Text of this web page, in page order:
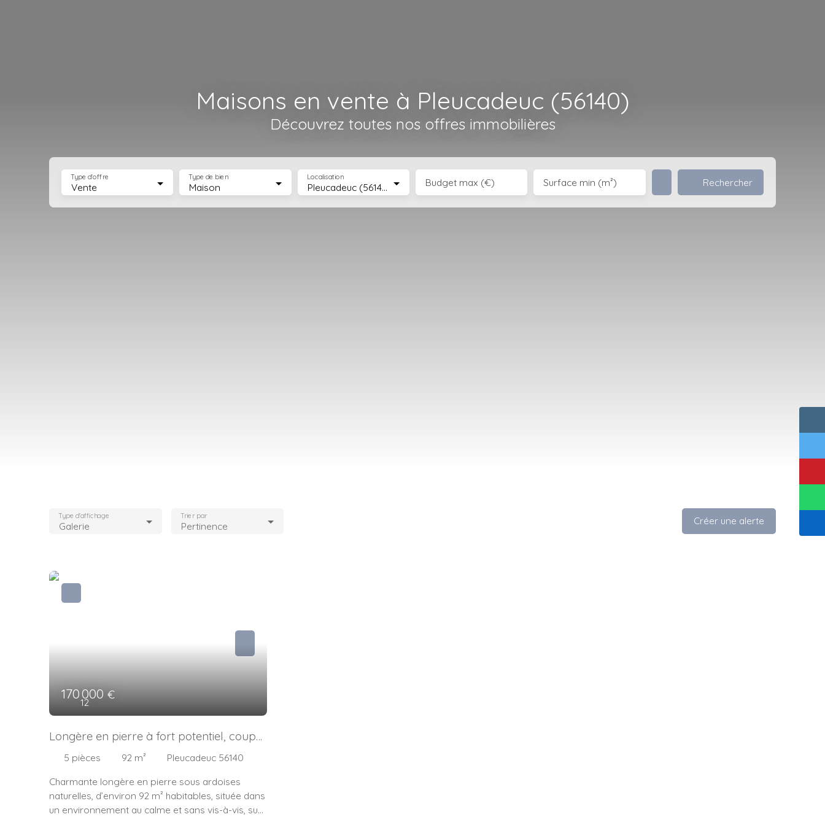
Maisons en vente à Pleucadeuc (56140)
Découvrez toutes nos offres immobilières
Vente
Type d'offre
Maison
Type de bien
Pleucadeuc (56140)
Localisation Budget max (€) Surface min (m²) Rechercher
Galerie
Type d'affichage
Pertinence
Trier par Créer une alerte
170 000€
12
Longère en pierre à fort potentiel, coup
de coeur assuré !
5 pièces 92 m²
Pleucadeuc 56140
Charmante longère en pierre sous ardoises
naturelles, d’environ 92 m² habitables, située dans
un environnement au calme et sans vis-à-vis, sur